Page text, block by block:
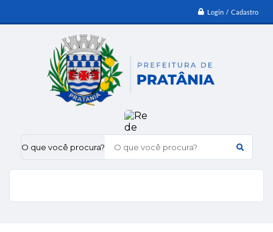
Login / Cadastro
O que você procura?